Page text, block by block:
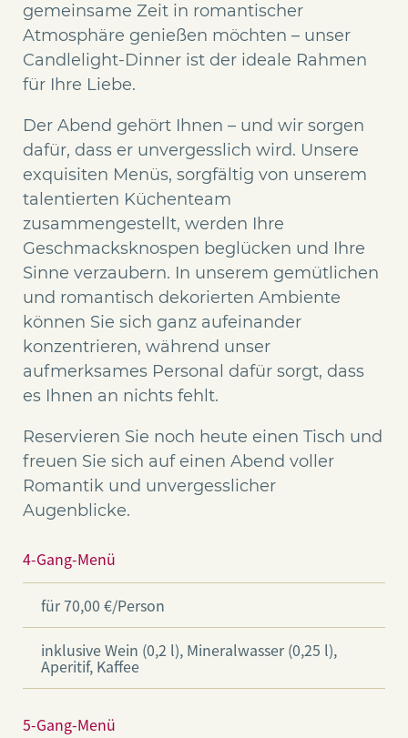
gemeinsame Zeit in romantischer
Atmosphäre genießen möchten – unser
Candlelight-Dinner ist der ideale Rahmen
für Ihre Liebe.
Der Abend gehört Ihnen – und wir sorgen
dafür, dass er unvergesslich wird. Unsere
exquisiten Menüs, sorgfältig von unserem
talentierten Küchenteam
zusammengestellt, werden Ihre
Geschmacksknospen beglücken und Ihre
Sinne verzaubern. In unserem gemütlichen
und romantisch dekorierten Ambiente
können Sie sich ganz aufeinander
konzentrieren, während unser
aufmerksames Personal dafür sorgt, dass
es Ihnen an nichts fehlt.
Reservieren Sie noch heute einen Tisch und
freuen Sie sich auf einen Abend voller
Romantik und unvergesslicher
Augenblicke.
4-Gang-Menü
für 70,00 €/Person
inklusive Wein (0,2 l), Mineralwasser (0,25 l),
Aperitif, Kaffee
5-Gang-Menü